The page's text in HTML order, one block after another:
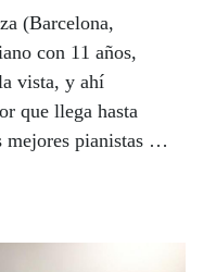
(Barcelona,
con 11 años,
vista, y ahí
que llega hasta
pianistas de
sus giras varias